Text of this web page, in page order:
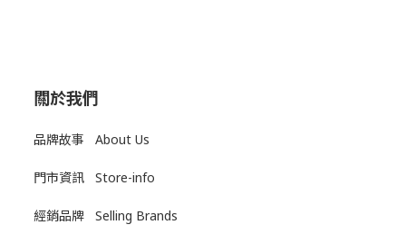
關於我們
品牌故事 About Us
門市資訊 Store-info
經銷品牌 Selling Brands